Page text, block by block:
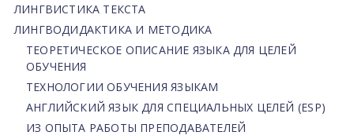
ЛИНГВИСТИКА ТЕКСТА
ЛИНГВОДИДАКТИКА И МЕТОДИКА
ТЕОРЕТИЧЕСКОЕ ОПИСАНИЕ ЯЗЫКА ДЛЯ ЦЕЛЕЙ
ОБУЧЕНИЯ
ТЕХНОЛОГИИ ОБУЧЕНИЯ ЯЗЫКАМ
АНГЛИЙСКИЙ ЯЗЫК ДЛЯ СПЕЦИАЛЬНЫХ ЦЕЛЕЙ (ESP)
ИЗ ОПЫТА РАБОТЫ ПРЕПОДАВАТЕЛЕЙ